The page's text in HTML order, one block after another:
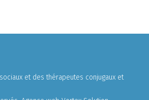
et des thérapeutes conjugaux et